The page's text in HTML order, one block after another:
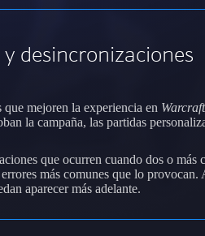
desincronizaciones
mejoren la experiencia en
la campaña, las partidas
que ocurren cuando dos o
más comunes que lo
aparecer más adelante.